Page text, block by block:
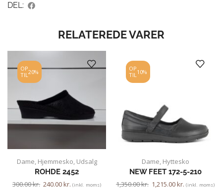
DEL:
RELATEREDE VARER
OP
TIL20%
Dame, Hjemmesko, Udsalg
ROHDE 2452
300.00kr. 240.00kr. (inkl. moms)
OP
TIL10%
Dame, Hyttesko
NEW FEET 172-5-210
1,350.00kr. 1,215.00kr. (inkl. moms)